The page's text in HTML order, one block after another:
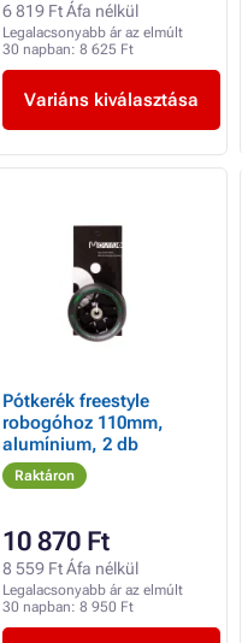
6 819 Ft Áfa nélkül
Legalacsonyabb ár az elmúlt
30 napban: 8 625 Ft
Variáns kiválasztása
Pótkerék freestyle
robogóhoz 110mm,
alumínium, 2 db
Raktáron
10 870 Ft
8 559 Ft Áfa nélkül
Legalacsonyabb ár az elmúlt
30 napban: 8 950 Ft